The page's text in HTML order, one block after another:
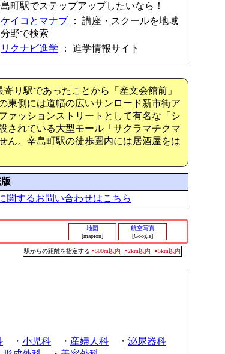
町駅でステップアップしたいなら！
ケイコとマナブ ： 講座・スクールを地域
野で検索
リクナビ進学 ： 進学情報サイト
り駅であったことから「産文会館前」
東側には道幅の広いサンロード新市街ア
ァッションストリートとして有名な「シ
されている大型モール「サクラマチクマ
ん。辛島町駅の徒歩圏内には居酒屋をは
関するお問い合わせはこちら
地図
[mapion]
航空写真
[Google]
駅からの距離を指定する ○500m以内 ○2km以内 ●5km以内
・ 小児科 ・ 産婦人科 ・ 泌尿器科